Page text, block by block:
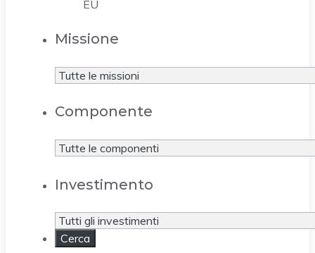
EU
Missione
Componente
Investimento